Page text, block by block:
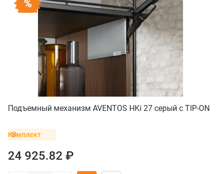
Подъемный механизм AVENTOS HKi 27 серый с TIP-ON
Комплект
24 925.82 ₽